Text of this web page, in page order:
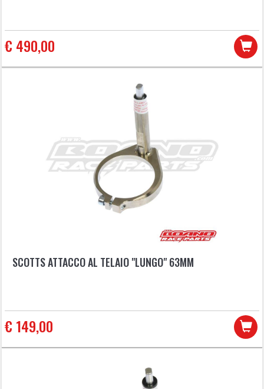
€ 490,00
SCOTTS ATTACCO AL TELAIO "LUNGO" 63MM
€ 149,00